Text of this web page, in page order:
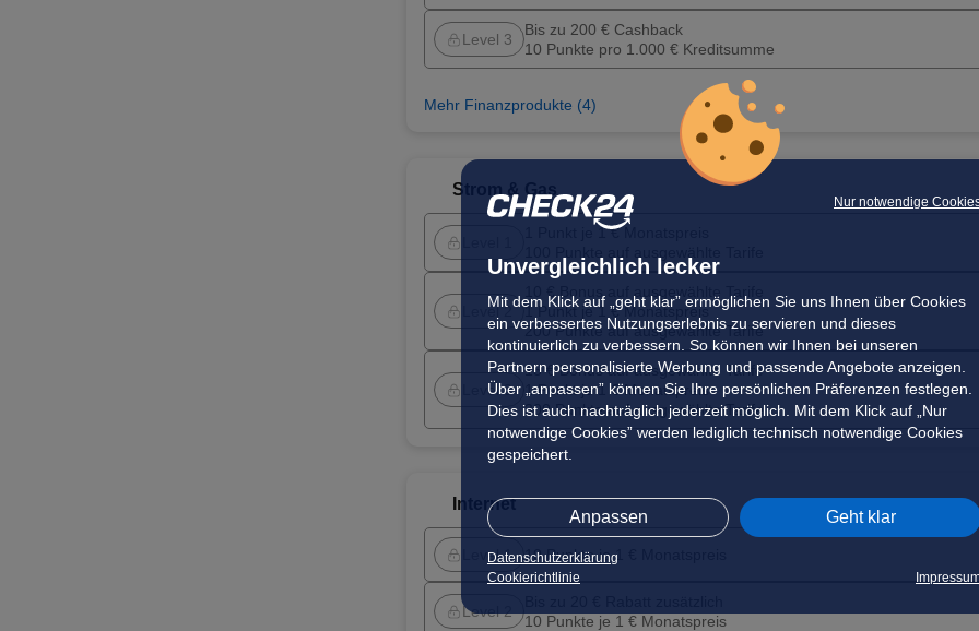
Nur notwendige
Unvergleichlich lecker
Mit dem Klick auf „geht klar” ermöglichen Sie uns Ihnen über Cookies
ein verbessertes Nutzungserlebnis zu servieren und dieses
kontinuierlich zu verbessern. So können wir Ihnen bei unseren
Partnern personalisierte Werbung und passende Angebote anzeigen.
Über „anpassen” können Sie Ihre persönlichen Präferenzen festlegen.
Dies ist auch nachträglich jederzeit möglich. Mit dem Klick auf „Nur
notwendige Cookies” werden lediglich technisch notwendige Cookies
gespeichert.
Anpassen Geht klar
Datenschutzerklärung
Cookierichtlinie
Level 3
Bis zu 200 € Cashback
10 Punkte pro 1.000 € Kreditsumme
Mehr Finanzprodukte (4)
Strom & Gas
1 Punkt je 1 € Monatspreis
Level 2
1 Punkt je 1 € Monatspreis
200 Punkte auf ausgewählte Tarife
Level 3
15 € Bonus auf ausgewählte Tarife
1 Punkt je 1 € Monatspreis
300 Punkte auf ausgewählte Tarife
Internet
Level 1 10 Punkte je 1 € Monatspreis
Level 2
10 Punkte je 1 € Monatspreis